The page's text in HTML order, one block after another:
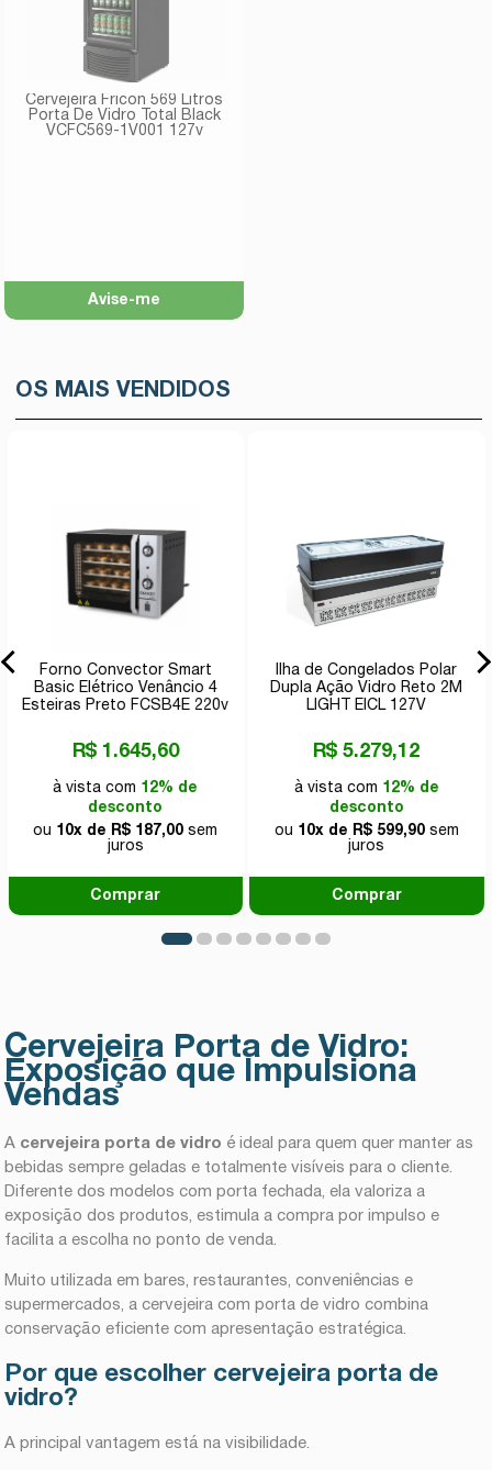
Cervejeira Fricon 569 Litros
Porta De Vidro Total Black
VCFC569-1V001 127v
Avise-me
OS MAIS VENDIDOS
Forno Convector Smart
Basic Elétrico Venâncio 4
Esteiras Preto FCSB4E 220v
R$ 1.645,60
à vista com 12% de
desconto
ou 10x de R$ 187,00 sem
juros
Comprar
Ilha de Congelados Polar
Dupla Ação Vidro Reto 2M
LIGHT EICL 127V
R$ 5.279,12
à vista com 12% de
desconto
ou 10x de R$ 599,90sem
juros
Comprar
Cervejeira Porta de Vidro:
Exposição que Impulsiona
Vendas
A cervejeira porta de vidro é ideal para quem quer manter as
bebidas sempre geladas e totalmente visíveis para o cliente.
Diferente dos modelos com porta fechada, ela valoriza a
exposição dos produtos, estimula a compra por impulso e
facilita a escolha no ponto de venda.
Muito utilizada em bares, restaurantes, conveniências e
supermercados, a cervejeira com porta de vidro combina
conservação eficiente com apresentação estratégica.
Por que escolher cervejeira porta de
vidro?
A principal vantagem está na visibilidade.